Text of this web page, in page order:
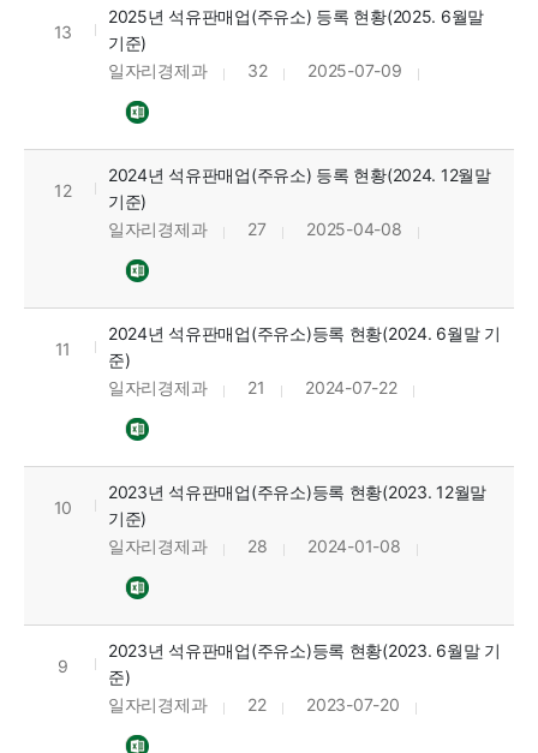
13
2025년 석유판매업(주유소) 등록 현황(2025. 6월말
기준)
일자리경제과
32 2025-07-09
12
2024년 석유판매업(주유소) 등록 현황(2024. 12월말
기준)
일자리경제과
27 2025-04-08
11
2024년 석유판매업(주유소)등록 현황(2024. 6월말 기
준)
일자리경제과
21 2024-07-22
10
2023년 석유판매업(주유소)등록 현황(2023. 12월말
기준)
일자리경제과
28 2024-01-08
9
2023년 석유판매업(주유소)등록 현황(2023. 6월말 기
준)
일자리경제과
22 2023-07-20